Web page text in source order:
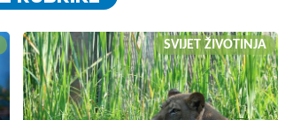
SVIJET ŽIVOTINJA